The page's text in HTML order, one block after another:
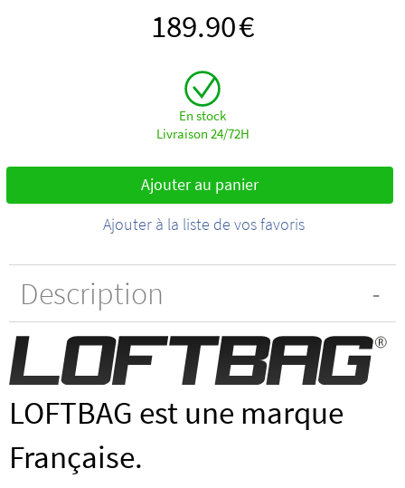
189.90€
En stock
Livraison 24/72H
Ajouter au panier
Ajouter à la liste de vos favoris
Description
LOFTBAG est une marque
Française.